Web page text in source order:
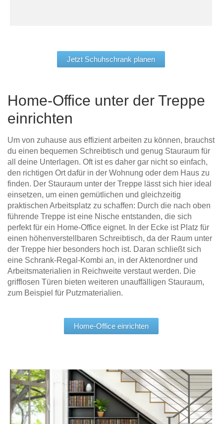
Jetzt Schuhschrank planen
Home-Office unter der Treppe
einrichten
Um von zuhause aus effizient arbeiten zu können, brauchst
du einen bequemen Schreibtisch und genug Stauraum für
all deine Unterlagen. Oft ist es daher gar nicht so einfach,
den richtigen Ort dafür in der Wohnung oder dem Haus zu
finden. Der Stauraum unter der Treppe lässt sich hier ideal
einsetzen, um einen gemütlichen und gleichzeitig
praktischen Arbeitsplatz zu schaffen: Durch die nach oben
führende Treppe ist eine Nische entstanden, die sich
perfekt für ein Home-Office eignet. In der Ecke ist Platz für
einen höhenverstellbaren Schreibtisch, da der Raum unter
der Treppe hier besonders hoch ist. Daran schließt sich
eine Schrank-Regal-Kombi an, in der Aktenordner und
Arbeitsmaterialien in Reichweite verstaut werden. Die
grifflosen Türen bieten weiteren unauffälligen Stauraum,
zum Beispiel für Putzmaterialien.
Home-Office einrichten